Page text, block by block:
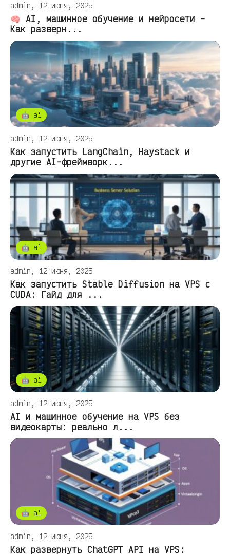
admin, 12 июня, 2025
🧠 AI, машинное обучение и нейросети –
Как разверн...
🤖 ai
admin, 12 июня, 2025
Как запустить LangChain, Haystack и
другие AI-фреймворк...
🤖 ai
admin, 12 июня, 2025
Как запустить Stable Diffusion на VPS с
CUDA: Гайд для ...
🤖 ai
admin, 12 июня, 2025
AI и машинное обучение на VPS без
видеокарты: реально л...
🤖 ai
admin, 12 июня, 2025
Как развернуть ChatGPT API на VPS: